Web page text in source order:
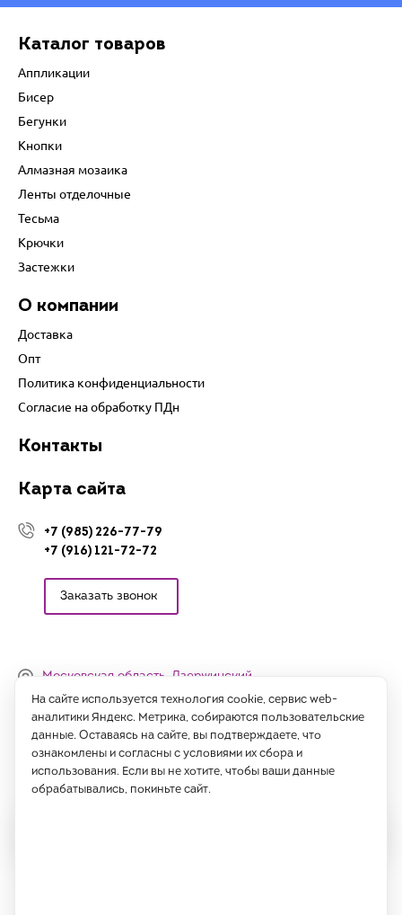
Каталог товаров
Аппликации
Бисер
Бегунки
Кнопки
Алмазная мозаика
Ленты отделочные
Тесьма
Крючки
Застежки
О компании
Доставка
Опт
Политика конфиденциальности
Согласие на обработку ПДн
Контакты
Карта сайта
+7 (985) 226-77-79
+7 (916) 121-72-72
Заказать звонок
Московская область, Дзержинский,
Денисьевский проезд, 15 (офис)
Часы работы:
с 09:00 до 18:00, сб-вс - выходные
Написать нам
На сайте используется технология cookie, сервис web-
аналитики Яндекс. Метрика, собираются пользовательские
данные. Оставаясь на сайте, вы подтверждаете, что
ознакомлены и согласны с условиями их сбора и
использования. Если вы не хотите, чтобы ваши данные
обрабатывались, покиньте сайт.